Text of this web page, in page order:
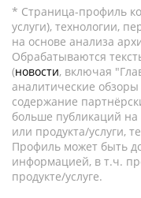
* Страница-профиль
услуги), технологии,
на основе анализа
Обрабатываются
(новости, включая
аналитические
содержание
больше публикаций
или продукта/услуги,
Профиль может быть
информацией, в т.ч.
продукте/услуге.